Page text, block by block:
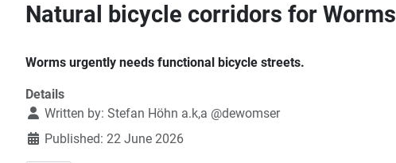
Natural bicycle corridors for Worms
Worms urgently needs functional bicycle streets.
Details
Written by: Stefan Höhn a.k,a @dewomser
Published: 22 June 2026